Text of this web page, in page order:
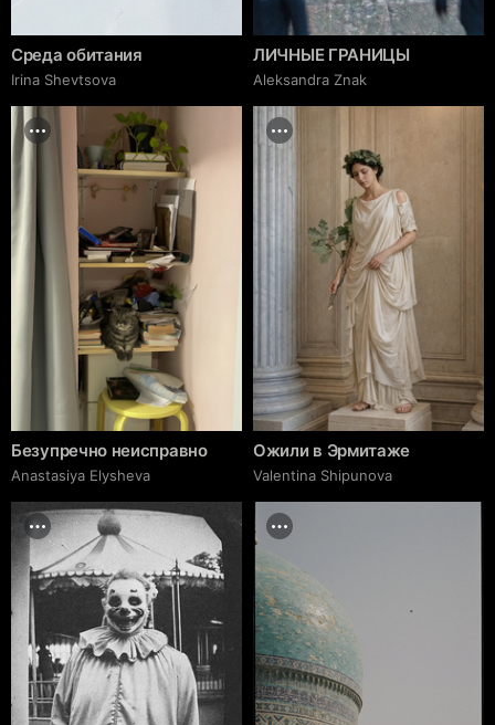
Среда обитания
Irina Shevtsova
ЛИЧНЫЕ ГРАНИЦЫ
Aleksandra Znak
Безупречно неисправно
Anastasiya Elysheva
Ожили в Эрмитаже
Valentina Shipunova